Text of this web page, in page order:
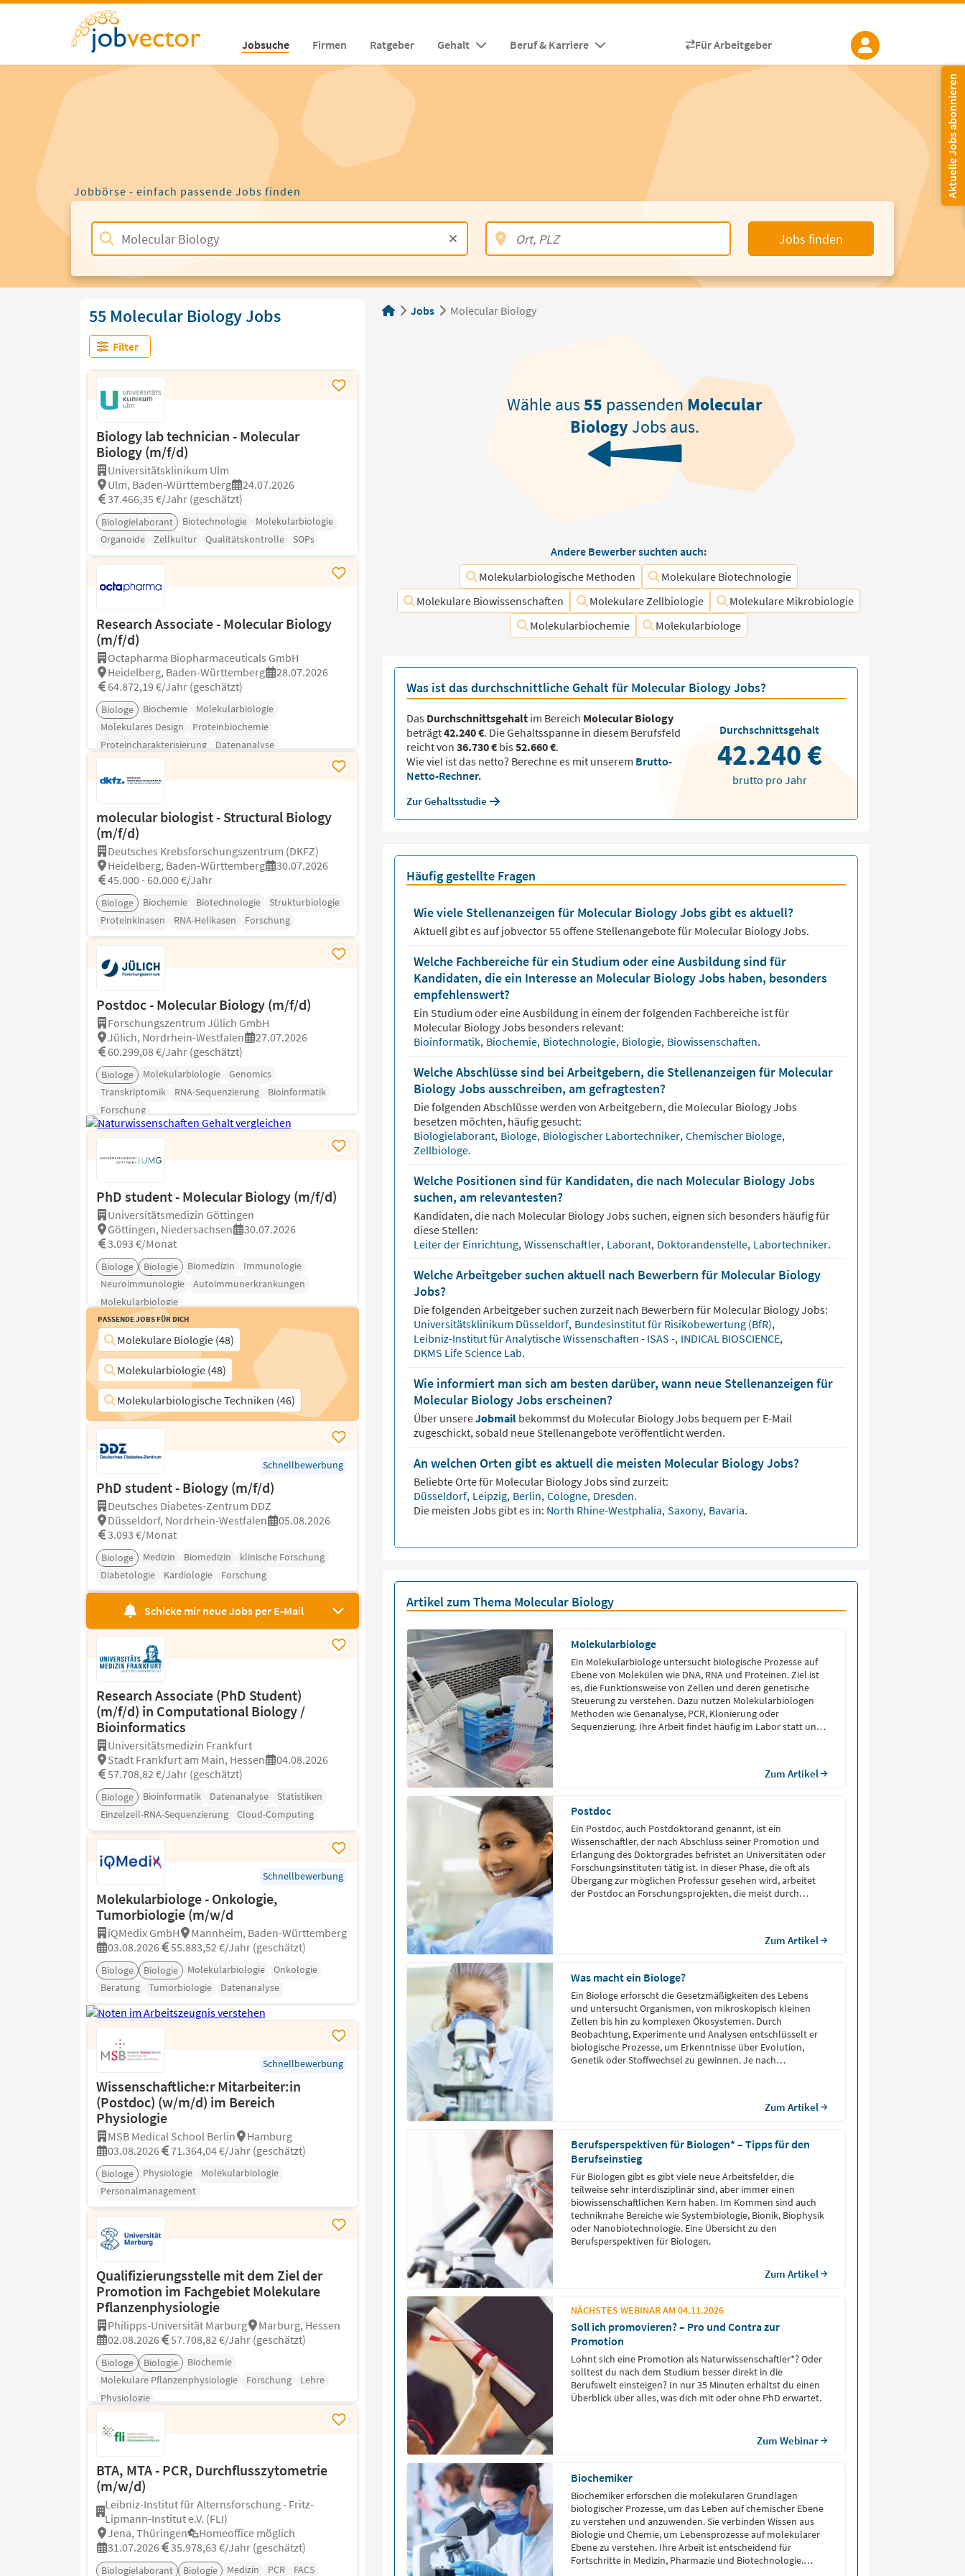
Jobsuche Firmen Ratgeber Gehalt Beruf & Karriere Für Arbeitgeber
Aktuelle Jobs abonnieren
Jobbörse - einfach passende Jobs finden
Jobs finden
55 Molecular Biology Jobs
Filter
Biology lab technician - Molecular
Biology (m/f/d)
Universitätsklinikum Ulm
Ulm, Baden-Württemberg
24.07.2026
37.466,35 €/Jahr (geschätzt)
Biologielaborant Biotechnologie
Molekularbiologie
Organoide
Zellkultur Qualitätskontrolle SOPs
Research Associate - Molecular Biology
(m/f/d)
Octapharma Biopharmaceuticals GmbH
Heidelberg, Baden-Württemberg
28.07.2026
64.872,19 €/Jahr (geschätzt)
Biologe Biochemie
Molekularbiologie
Molekulares Design
Proteinbiochemie
Proteincharakterisierung
Datenanalyse
molecular biologist - Structural Biology
(m/f/d)
Deutsches Krebsforschungszentrum (DKFZ)
Heidelberg, Baden-Württemberg
30.07.2026
45.000 - 60.000 €/Jahr
Biologe Biochemie Biotechnologie
Strukturbiologie
Proteinkinasen
RNA-Helikasen Forschung
Postdoc - Molecular Biology (m/f/d)
Forschungszentrum Jülich GmbH
Jülich, Nordrhein-Westfalen
27.07.2026
60.299,08 €/Jahr (geschätzt)
Biologe Molekularbiologie
Genomics
Transkriptomik
RNA-Sequenzierung
Bioinformatik
Forschung
PhD student - Molecular Biology (m/f/d)
Universitätsmedizin Göttingen
Göttingen, Niedersachsen
30.07.2026
3.093 €/Monat
Biologe Biologie Biomedizin
Immunologie
Neuroimmunologie
Autoimmunerkrankungen
Molekularbiologie
Passende Jobs für Dich
Molekulare Biologie (48)
Molekularbiologie (48)
Molekularbiologische Techniken (46)
Schnellbewerbung
PhD student - Biology (m/f/d)
Deutsches Diabetes-Zentrum DDZ
Düsseldorf, Nordrhein-Westfalen
05.08.2026
3.093 €/Monat
Biologe Medizin Biomedizin
klinische Forschung
Diabetologie
Kardiologie Forschung
Schicke mir neue Jobs per E-Mail
Research Associate (PhD Student)
(m/f/d) in Computational Biology /
Bioinformatics
Universitätsmedizin Frankfurt
Stadt Frankfurt am Main, Hessen
04.08.2026
57.708,82 €/Jahr (geschätzt)
Biologe Bioinformatik Datenanalyse
Statistiken
Einzelzell-RNA-Sequenzierung
Cloud-Computing
Schnellbewerbung
Molekularbiologe - Onkologie,
Tumorbiologie (m/w/d
iQMedix GmbH
Mannheim, Baden-Württemberg
03.08.2026
55.883,52 €/Jahr (geschätzt)
Biologe Biologie Molekularbiologie
Onkologie
Beratung
Tumorbiologie Datenanalyse
Schnellbewerbung
Wissenschaftliche:r Mitarbeiter:in
(Postdoc) (w/m/d) im Bereich
Physiologie
MSB Medical School Berlin
Hamburg
03.08.2026
71.364,04 €/Jahr (geschätzt)
Biologe Physiologie
Molekularbiologie
Personalmanagement
Qualifizierungsstelle mit dem Ziel der
Promotion im Fachgebiet Molekulare
Pflanzenphysiologie
Philipps-Universität Marburg
Marburg, Hessen
02.08.2026
57.708,82 €/Jahr (geschätzt)
Biologe Biologie
Biochemie
Molekulare Pflanzenphysiologie
Forschung
Lehre
Physiologie
BTA, MTA - PCR, Durchflusszytometrie
(m/w/d)
Leibniz-Institut für Alternsforschung - Fritz-
Lipmann-Institut e.V. (FLI)
Jena, Thüringen
Homeoffice möglich
31.07.2026
35.978,63 €/Jahr (geschätzt)
Biologielaborant Biologie Medizin PCR FACS
Jobs Molecular Biology
Wähle aus55 passenden Molecular
Biology Jobs aus.
Andere Bewerber suchten auch:
Molekularbiologische Methoden
Molekulare Biotechnologie
Molekulare Biowissenschaften
Molekulare Zellbiologie
Molekulare Mikrobiologie
Molekularbiochemie
Molekularbiologe
Was ist das durchschnittliche Gehalt für Molecular Biology Jobs?
Das Durchschnittsgehaltim Bereich Molecular Biology
beträgt42.240 €. Die Gehaltsspanne in diesem Berufsfeld
reicht von 36.730 €bis52.660 €.
Wie viel ist das netto? Berechne es mit unserem Brutto-
Netto-Rechner.
Zur Gehaltsstudie
Durchschnittsgehalt
42.240 €
brutto pro Jahr
Häufig gestellte Fragen
Wie viele Stellenanzeigen für Molecular Biology Jobs gibt es aktuell?
Aktuell gibt es auf jobvector55 offene Stellenangebote für Molecular Biology Jobs.
Welche Fachbereiche für ein Studium oder eine Ausbildung sind für
Kandidaten, die ein Interesse an Molecular Biology Jobs haben, besonders
empfehlenswert?
Ein Studium oder eine Ausbildung in einem der folgenden Fachbereiche ist für
Molecular BiologyJobs besonders relevant:
Bioinformatik, Biochemie, Biotechnologie, Biologie, Biowissenschaften.
Welche Abschlüsse sind bei Arbeitgebern, die Stellenanzeigen für Molecular
Biology Jobs ausschreiben, am gefragtesten?
Die folgenden Abschlüsse werden von Arbeitgebern, die Molecular BiologyJobs
besetzen möchten, häufig gesucht:
Biologielaborant, Biologe, Biologischer Labortechniker, Chemischer Biologe,
Zellbiologe.
Welche Positionen sind für Kandidaten, die nach Molecular Biology Jobs
suchen, am relevantesten?
Kandidaten, die nach Molecular BiologyJobs suchen, eignen sich besonders häufig für
diese Stellen:
Leiter der Einrichtung, Wissenschaftler, Laborant, Doktorandenstelle, Labortechniker.
Welche Arbeitgeber suchen aktuell nach Bewerbern für Molecular Biology
Jobs?
Die folgenden Arbeitgeber suchen zurzeit nach Bewerbern für Molecular BiologyJobs:
Universitätsklinikum Düsseldorf, Bundesinstitut für Risikobewertung (BfR),
Leibniz-Institut für Analytische Wissenschaften - ISAS -, INDICAL BIOSCIENCE,
DKMS Life Science Lab.
Wie informiert man sich am besten darüber, wann neue Stellenanzeigen für
Molecular Biology Jobs erscheinen?
Über unsereJobmail bekommst du Molecular BiologyJobs bequem per E-Mail
zugeschickt, sobald neue Stellenangebote veröffentlicht werden.
An welchen Orten gibt es aktuell die meisten Molecular Biology Jobs?
Beliebte Orte für Molecular BiologyJobs sind zurzeit:
Düsseldorf, Leipzig, Berlin, Cologne, Dresden.
Die meisten Jobs gibt es in: North Rhine-Westphalia, Saxony, Bavaria.
Artikel zum Thema Molecular Biology
Molekularbiologe
Ein Molekularbiologe untersucht biologische Prozesse auf
Ebene von Molekülen wie DNA, RNA und Proteinen. Ziel ist
es, die Funktionsweise von Zellen und deren genetische
Steuerung zu verstehen. Dazu nutzen Molekularbiologen
Methoden wie Genanalyse, PCR, Klonierung oder
Sequenzierung. Ihre Arbeit findet häufig im Labor statt und
Zum Artikel
Postdoc
Ein Postdoc, auch Postdoktorand genannt, ist ein
Wissenschaftler, der nach Abschluss seiner Promotion und
Erlangung des Doktorgrades befristet an Universitäten oder
Forschungsinstituten tätig ist. In dieser Phase, die oft als
Übergang zur möglichen Professur gesehen wird, arbeitet
der Postdoc an Forschungsprojekten, die meist durch
Zum Artikel
Was macht ein Biologe?
Ein Biologe erforscht die Gesetzmäßigkeiten des Lebens
und untersucht Organismen, von mikroskopisch kleinen
Zellen bis hin zu komplexen Ökosystemen. Durch
Beobachtung, Experimente und Analysen entschlüsselt er
biologische Prozesse, um Erkenntnisse über Evolution,
Genetik oder Stoffwechsel zu gewinnen. Je nach
Zum Artikel
Berufsperspektiven für Biologen* – Tipps für den
Berufseinstieg
Für Biologen gibt es gibt viele neue Arbeitsfelder, die
teilweise sehr interdisziplinär sind, aber immer einen
biowissenschaftlichen Kern haben. Im Kommen sind auch
techniknahe Bereiche wie Systembiologie, Bionik, Biophysik
oder Nanobiotechnologie. Eine Übersicht zu den
Berufsperspektiven für Biologen.
Zum Artikel
NÄCHSTES WEBINAR AM 04.11.2026
Soll ich promovieren? – Pro und Contra zur
Promotion
Lohnt sich eine Promotion als Naturwissenschaftler*? Oder
solltest du nach dem Studium besser direkt in die
Berufswelt einsteigen? In nur 35 Minuten erhältst du einen
Überblick über alles, was dich mit oder ohne PhD erwartet.
Zum Webinar
Biochemiker
Biochemiker erforschen die molekularen Grundlagen
biologischer Prozesse, um das Leben auf chemischer Ebene
zu verstehen und anzuwenden. Sie verbinden Wissen aus
Biologie und Chemie, um Lebensprozesse auf molekularer
Ebene zu verstehen. Ihre Arbeit ist entscheidend für
Fortschritte in Medizin, Pharmazie und Biotechnologie.